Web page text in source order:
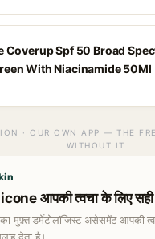
Coverup Spf 50 Broad
With Niacinamide 50Ml
· OUR OWN APP — THE
WITHOUT IT
आपकी त्वचा के लिए सही
मुफ़्त डर्मेटोलॉजिस्ट असेसमेंट आपकी